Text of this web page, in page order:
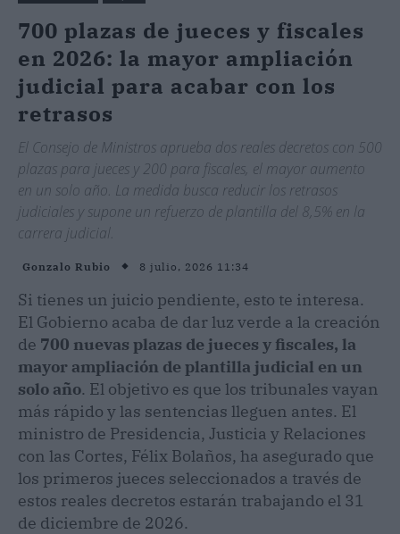
700 plazas de jueces y fiscales
en 2026: la mayor ampliación
judicial para acabar con los
retrasos
El Consejo de Ministros aprueba dos reales decretos con 500
plazas para jueces y 200 para fiscales, el mayor aumento
en un solo año. La medida busca reducir los retrasos
judiciales y supone un refuerzo de plantilla del 8,5% en la
carrera judicial.
Gonzalo Rubio 8 julio, 2026 11:34
Si tienes un juicio pendiente, esto te interesa.
El Gobierno acaba de dar luz verde a la creación
de 700 nuevas plazas de jueces y fiscales, la
mayor ampliación de plantilla judicial en un
solo año. El objetivo es que los tribunales vayan
más rápido y las sentencias lleguen antes. El
ministro de Presidencia, Justicia y Relaciones
con las Cortes, Félix Bolaños, ha asegurado que
los primeros jueces seleccionados a través de
estos reales decretos estarán trabajando el 31
de diciembre de 2026.